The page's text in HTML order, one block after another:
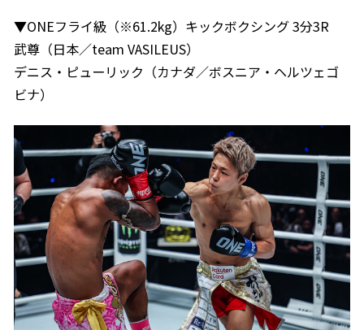
▼ONEフライ級（※61.2kg）キックボクシング 3分3R
武尊（日本／team VASILEUS）
デニス・ピューリック（カナダ／ボスニア・ヘルツェゴ
ビナ）